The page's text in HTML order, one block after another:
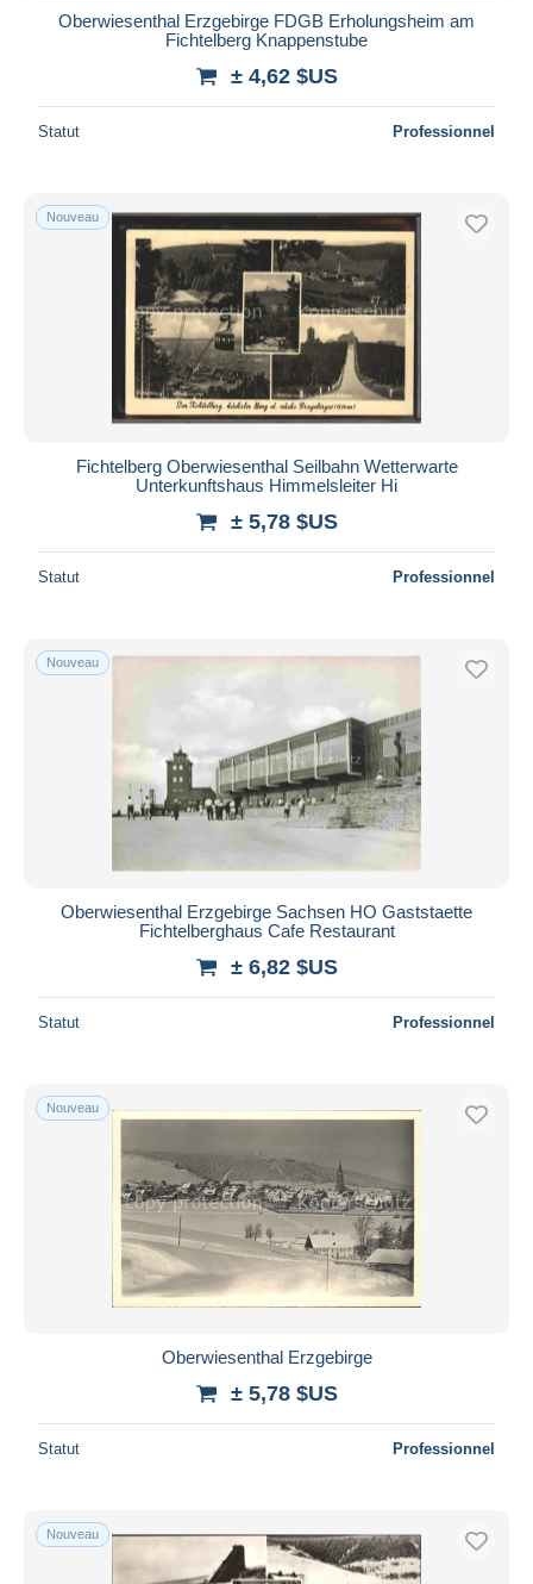
Oberwiesenthal Erzgebirge FDGB Erholungsheim am
Fichtelberg Knappenstube
± 4,62 $US
Statut Professionnel
Nouveau
Fichtelberg Oberwiesenthal Seilbahn Wetterwarte
Unterkunftshaus Himmelsleiter Hi
± 5,78 $US
Statut Professionnel
Nouveau
Oberwiesenthal Erzgebirge Sachsen HO Gaststaette
Fichtelberghaus Cafe Restaurant
± 6,82 $US
Statut Professionnel
Nouveau
Oberwiesenthal Erzgebirge
± 5,78 $US
Statut Professionnel
Nouveau